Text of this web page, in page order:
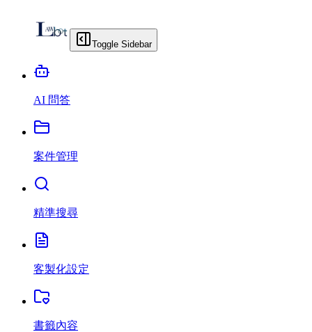
Toggle Sidebar
AI 問答
案件管理
精準搜尋
客製化設定
書籤內容